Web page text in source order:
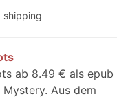
shipping
ab 8.49 € als epub
Aus dem